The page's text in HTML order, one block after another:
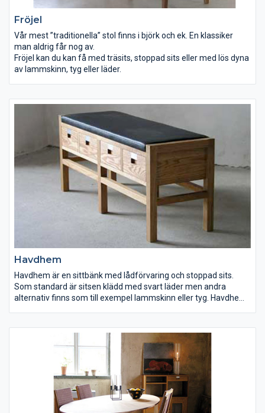
Fröjel
Vår mest ”traditionella” stol finns i björk och ek. En klassiker
man aldrig får nog av.
Fröjel kan du kan få med träsits, stoppad sits eller med lös dyna
av lammskinn, tyg eller läder.
Havdhem
Havdhem är en sittbänk med lådförvaring och stoppad sits.
Som standard är sitsen klädd med svart läder men andra
alternativ finns som till exempel lammskinn eller tyg. Havdhem
och har fyra lådor. Längden på den är 110,5 cm. Lådorna är
sammansatta med halvdold sinkning och har inslipade beslag i